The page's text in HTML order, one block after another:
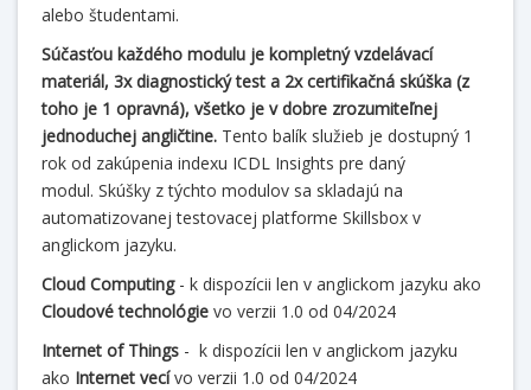
alebo študentami.
Súčasťou každého modulu je kompletný vzdelávací
materiál, 3x diagnostický test a 2x certifikačná skúška (z
toho je 1 opravná), všetko je v dobre zrozumiteľnej
jednoduchej angličtine. Tento balík služieb je dostupný 1
rok od zakúpenia indexu ICDL Insights pre daný
modul. Skúšky z týchto modulov sa skladajú na
automatizovanej testovacej platforme Skillsbox v
anglickom jazyku.
Cloud Computing- k dispozícii len v anglickom jazyku ako
Cloudové technológie vo verzii 1.0 od 04/2024
Internet of Things - k dispozícii len v anglickom jazyku
ako Internet vecívo verzii 1.0 od 04/2024